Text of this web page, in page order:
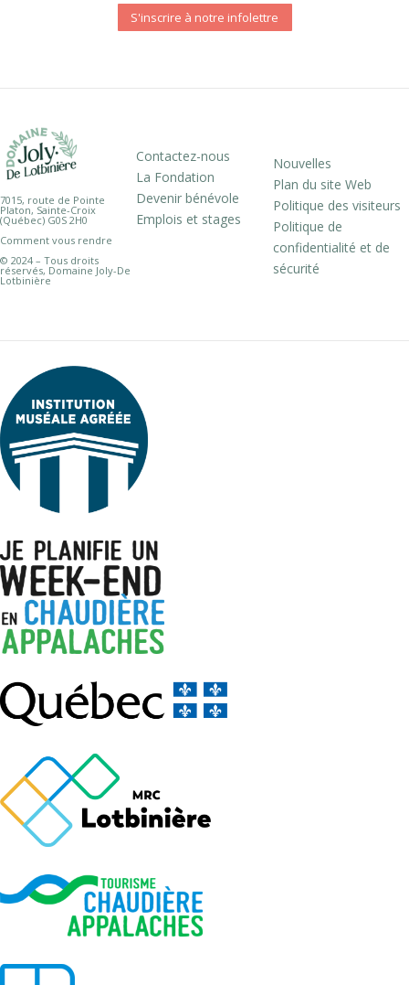
S'inscrire à notre infolettre
7015, route de Pointe
Platon, Sainte-Croix
(Québec) G0S 2H0
Comment vous rendre
© 2024 – Tous droits
réservés, Domaine Joly-De
Lotbinière
Contactez-nous
La Fondation
Devenir bénévole
Emplois et stages
Nouvelles
Plan du site Web
Politique des visiteurs
Politique de
confidentialité et de
sécurité